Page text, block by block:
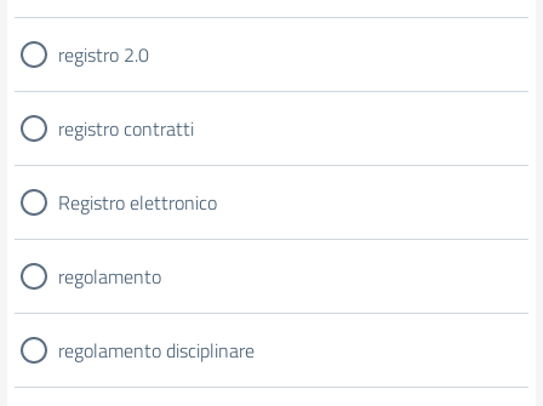
registro 2.0
registro contratti
Registro elettronico
regolamento
regolamento disciplinare